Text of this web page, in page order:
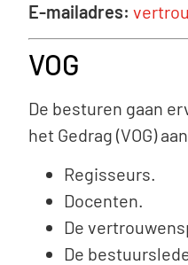
E-mailadres:
VOG
De besturen gaan
het Gedrag (VOG)
Regisseurs.
Docenten.
De
De